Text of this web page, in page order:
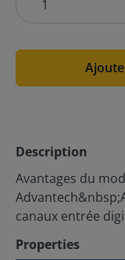
Description
Avantages du
canaux entrée
Properties